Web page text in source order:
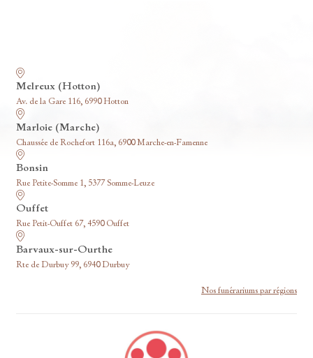
Melreux (Hotton)
Av. de la Gare 116, 6990 Hotton
Marloie (Marche)
Chaussée de Rochefort 116a, 6900 Marche-en-Famenne
Bonsin
Rue Petite-Somme 1, 5377 Somme-Leuze
Ouffet
Rue Petit-Ouffet 67, 4590 Ouffet
Barvaux-sur-Ourthe
Rte de Durbuy 99, 6940 Durbuy
Nos funérariums par régions